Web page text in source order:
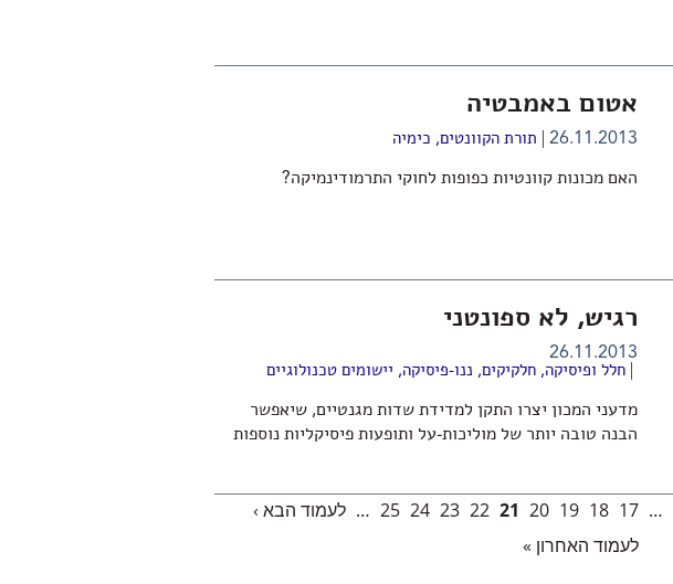
אטום באמבטיה
26.11.2013 תורת הקוונטים, כימיה
האם מכונות קוונטיות כפופות לחוקי התרמודינמיקה?
רגיש, לא ספונטני
26.11.2013
חלל ופיסיקה,חלקיקים, ננו-פיסיקה, יישומים טכנולוגיים
מדעני המכון יצרו התקן למדידת שדות מגנטיים, שיאפשר
הבנה טובה יותר של מוליכות-על ותופעות פיסיקליות נוספות
…
17
18
19
20
21
22
23
24
25
… לעמוד הבא ›
לעמוד האחרון »